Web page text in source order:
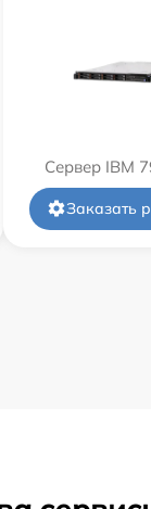
Сервер IBM
Заказать